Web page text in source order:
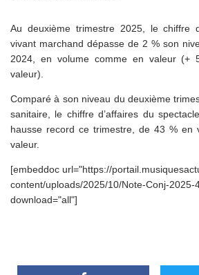
Au deuxième trimestre 2025, le chiffre
vivant marchand dépasse de 2 % son
2024, en volume comme en valeur (+
valeur).
Comparé à son niveau du deuxième
sanitaire, le chiffre d’affaires du
hausse record ce trimestre, de 43 % en
valeur.
[embeddoc url="https://
content/uploads/2025/10/Note-Conj-2025-
download="all"]